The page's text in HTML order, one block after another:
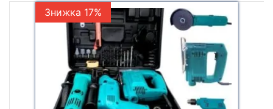
Знижка 17%